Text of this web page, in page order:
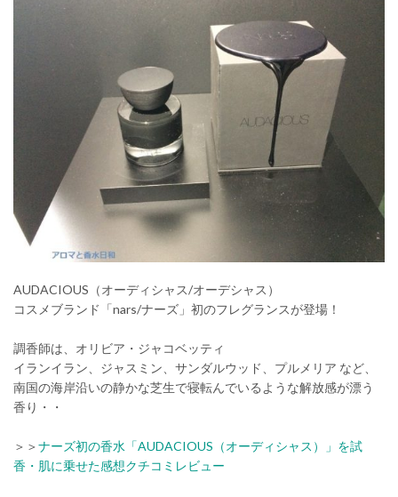
AUDACIOUS（オーディシャス/オーデシャス）
コスメブランド「nars/ナーズ」初のフレグランスが登場！
調香師は、オリビア・ジャコベッティ
イランイラン、ジャスミン、サンダルウッド、プルメリア など、
南国の海岸沿いの静かな芝生で寝転んでいるような解放感が漂う
香り・・
＞＞ナーズ初の香水「AUDACIOUS（オーディシャス）」を試
香・肌に乗せた感想クチコミレビュー